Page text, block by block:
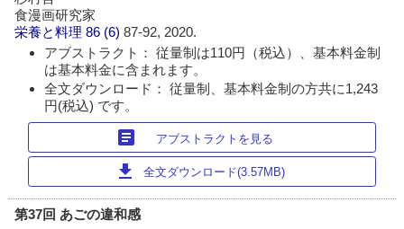
食漫画研究家
栄養と料理 86 (6)87-92, 2020.
アブストラクト： 従量制は110円（税込）、基本料金制
は基本料金に含まれます。
全文ダウンロード： 従量制、基本料金制の方共に1,243
円(税込) です。
article アブストラクトを見る
download 全文ダウンロード(3.57MB)
第37回 あごの違和感